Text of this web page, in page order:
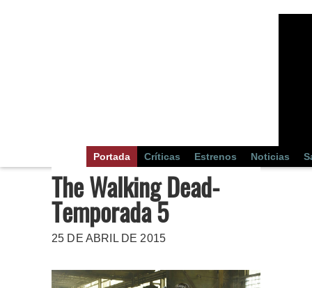
Portada Críticas Estrenos Noticias
The Walking Dead-
Temporada 5
25 DE ABRIL DE 2015